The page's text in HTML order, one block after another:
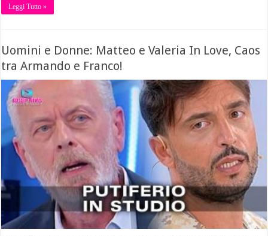
Leggi Tutto »
Uomini e Donne: Matteo e Valeria In Love, Caos
tra Armando e Franco!